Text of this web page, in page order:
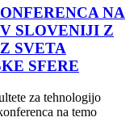
NA
SLOVENIJI Z
SVETA
SFERE
za tehnologijo
na temo